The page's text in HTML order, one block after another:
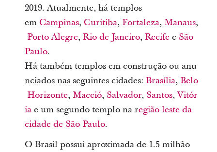
2019. Atualmente, há templos
em Campinas, Curitiba, Fortaleza, Manaus,
Porto Alegre, Rio de Janeiro, Recife e São
Paulo.
Há também templos em construção ou anu
nciados nas seguintes cidades: Brasília, Belo
Horizonte, Maceió, Salvador, Santos,Vitór
iae um segundo templo na região leste da
cidade de São Paulo.
O Brasil possui aproximada de 1.5 milhão